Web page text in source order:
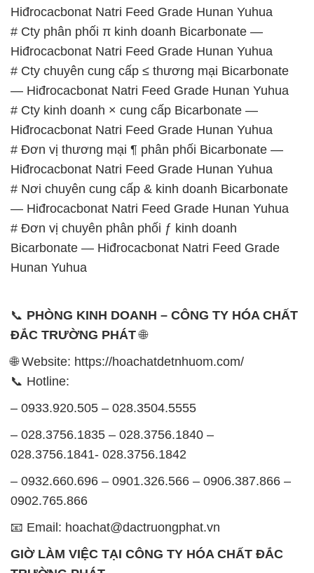
Hiđrocacbonat Natri Feed Grade Hunan Yuhua
# Cty phân phối π kinh doanh Bicarbonate —
Hiđrocacbonat Natri Feed Grade Hunan Yuhua
# Cty chuyên cung cấp ≤ thương mại Bicarbonate
— Hiđrocacbonat Natri Feed Grade Hunan Yuhua
# Cty kinh doanh × cung cấp Bicarbonate —
Hiđrocacbonat Natri Feed Grade Hunan Yuhua
# Đơn vị thương mại ¶ phân phối Bicarbonate —
Hiđrocacbonat Natri Feed Grade Hunan Yuhua
# Nơi chuyên cung cấp & kinh doanh Bicarbonate
— Hiđrocacbonat Natri Feed Grade Hunan Yuhua
# Đơn vị chuyên phân phối ƒ kinh doanh
Bicarbonate — Hiđrocacbonat Natri Feed Grade
Hunan Yuhua
📞 PHÒNG KINH DOANH – CÔNG TY HÓA CHẤT
ĐẮC TRƯỜNG PHÁT🌐
🌐 Website: https://hoachatdetnhuom.com/
📞 Hotline:
– 0933.920.505 – 028.3504.5555
– 028.3756.1835 – 028.3756.1840 –
028.3756.1841- 028.3756.1842
– 0932.660.696 – 0901.326.566 – 0906.387.866 –
0902.765.866
📧 Email: hoachat@dactruongphat.vn
GIỜ LÀM VIỆC TẠI CÔNG TY HÓA CHẤT ĐẮC